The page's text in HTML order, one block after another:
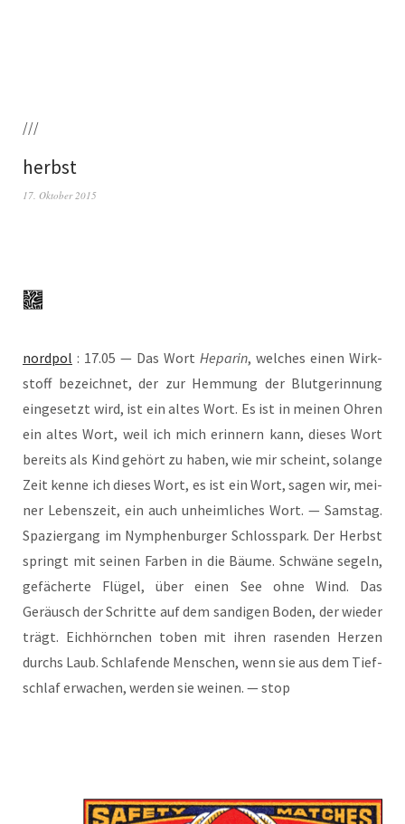
///
herbst
17. Oktober 2015
nord­pol : 17.05 — Das Wort Hepa­rin, wel­ches einen Wirk­
stoff bezeich­net, der zur Hem­mung der Blut­ge­rin­nung
ein­ge­setzt wird, ist ein altes Wort. Es ist in mei­nen Ohren
ein altes Wort, weil ich mich erin­nern kann, die­ses Wort
bereits als Kind gehört zu haben, wie mir scheint, solan­ge
Zeit ken­ne ich die­ses Wort, es ist ein Wort, sagen wir, mei­
ner Lebens­zeit, ein auch unheim­li­ches Wort. — Sams­tag.
Spa­zier­gang im Nym­phen­bur­ger Schloss­park. Der Herbst
springt mit sei­nen Far­ben in die Bäu­me. Schwä­ne segeln,
gefä­cher­te Flü­gel, über einen See ohne Wind. Das
Geräusch der Schrit­te auf dem san­di­gen Boden, der wie­der
trägt. Eich­hörn­chen toben mit ihren rasen­den Her­zen
durchs Laub. Schla­fen­de Men­schen, wenn sie aus dem Tief­
schlaf erwa­chen, wer­den sie wei­nen. — stop